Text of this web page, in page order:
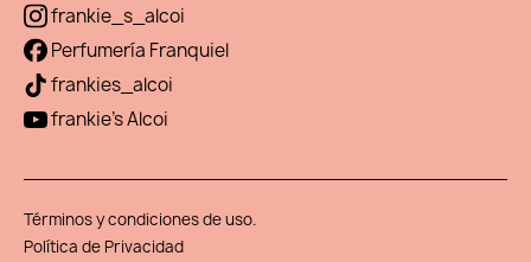
frankie_s_alcoi
Perfumería Franquiel
frankies_alcoi
frankie's Alcoi
Términos y condiciones de uso.
Política de Privacidad